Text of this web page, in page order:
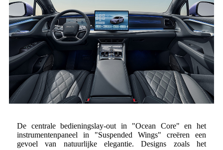
De centrale bedieningslay-out in "Ocean Core" en het
instrumentenpaneel in "Suspended Wings" creëren een
gevoel van natuurlijke elegantie. Designs zoals het